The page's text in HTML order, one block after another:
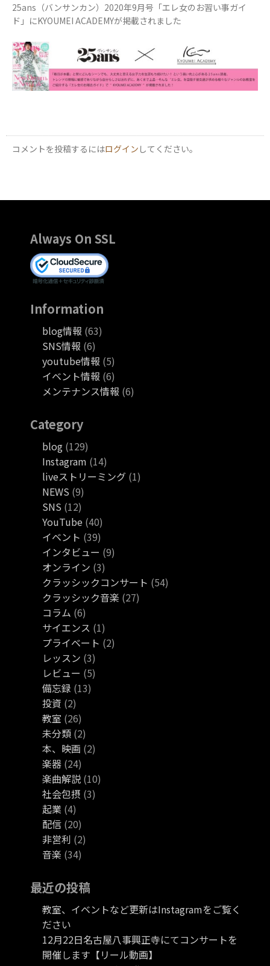
25ans（バンサンカン）2020年9月号「エレ女のお習い事ガイ
ド」にKYOUMEI ACADEMYが掲載されました
コメントを投稿するにはログイン してください。
Always On SSL
Information
blog情報 (63)
SNS情報 (6)
youtube情報 (5)
イベント情報 (6)
メンテナンス情報 (6)
Category
blog (129)
Instagram (14)
liveストリーミング (1)
NEWS (9)
SNS (12)
YouTube (40)
イベント (39)
インタビュー (9)
オンライン (3)
クラッシックコンサート (54)
クラッシック音楽 (27)
コラム (6)
サイエンス (1)
プライベート (2)
レッスン (3)
レビュー (5)
備忘録 (13)
投資 (2)
教室 (26)
未分類 (2)
本、映画 (2)
楽器 (24)
楽曲解説 (10)
社会包摂 (3)
起業 (4)
配信 (20)
非営利 (2)
音楽 (34)
最近の投稿
教室、イベントなど更新はInstagramをご覧く
ださい
12月22日名古屋八事興正寺にてコンサートを
開催します【リール動画】